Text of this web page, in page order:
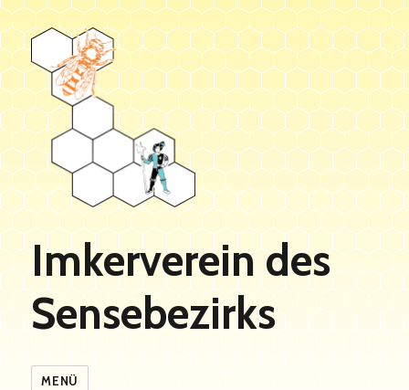
Imkerverein des
Sensebezirks
MENÜ